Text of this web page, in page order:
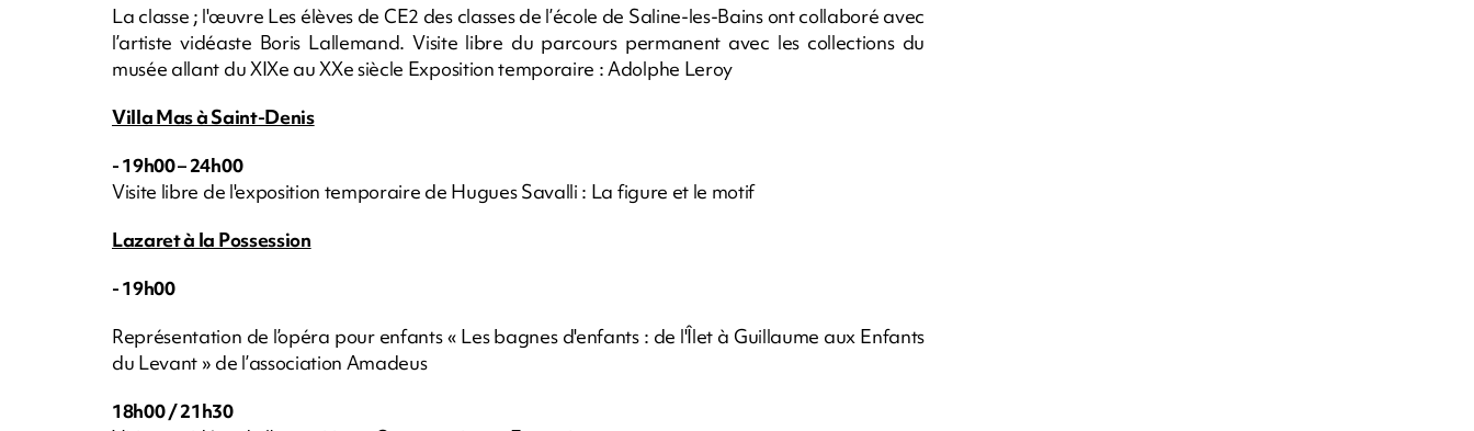
La classe ; l'œuvre Les élèves de CE2 des classes de l’école de Saline-les-Bains ont collaboré avec
l’artiste vidéaste Boris Lallemand. Visite libre du parcours permanent avec les collections du
musée allant du XIXe au XXe siècle Exposition temporaire : Adolphe Leroy
Villa Mas à Saint-Denis
- 19h00 – 24h00
Visite libre de l'exposition temporaire de Hugues Savalli : La figure et le motif
Lazaret à la Possession
- 19h00
Représentation de l’opéra pour enfants « Les bagnes d'enfants : de l'Îlet à Guillaume aux Enfants
du Levant » de l’association Amadeus
18h00 / 21h30